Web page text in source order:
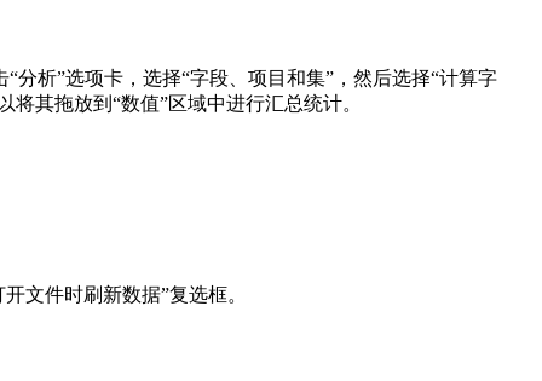
析”选项卡，选择“字段、项目和集”，然后选择“计算字
其拖放到“数值”区域中进行汇总统计。
文件时刷新数据”复选框。